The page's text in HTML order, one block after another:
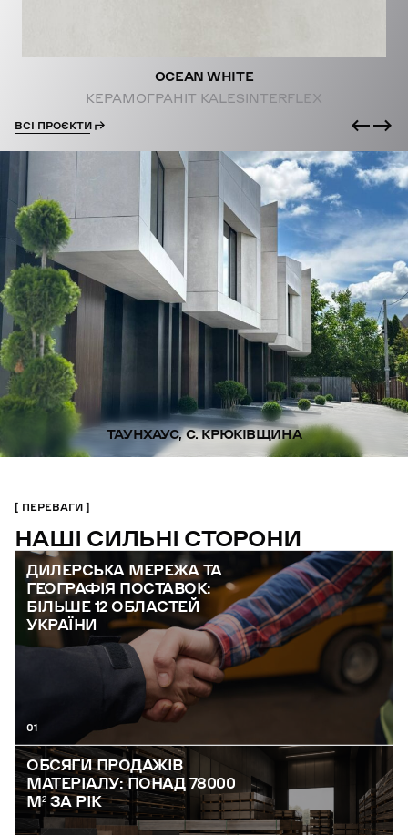
OCEAN WHITE
КЕРАМОГРАНІТ KALESINTERFLEX
ВСІ ПРОЄКТИ
ТАУНХАУС, С. КРЮКІВЩИНА
ПЕРЕВАГИ
НАШІ СИЛЬНІ СТОРОНИ
ДИЛЕРСЬКА МЕРЕЖА ТА
ГЕОГРАФІЯ ПОСТАВОК:
БІЛЬШЕ 12 ОБЛАСТЕЙ
УКРАЇНИ
01
ОБСЯГИ ПРОДАЖІВ
МАТЕРІАЛУ: ПОНАД 78000
М² ЗА РІК